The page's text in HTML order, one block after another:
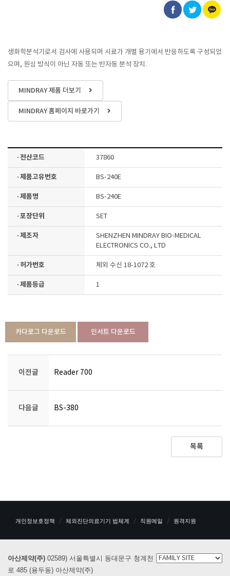
생화학분석기로서 검사에 사용되며 시료가 개별 용기에서 반응하도록 구성되었
으며, 원심 방식이 아닌 자동 또는 반자동 분석 장치.
MINDRAY 제품 더보기
MINDRAY 홈페이지 바로가기
· 전산코드 37860
· 제품고유번호 BS-240E
· 제품명 BS-240E
· 포장단위 SET
· 제조자
SHENZHEN MINDRAY BIO-MEDICAL
ELECTRONICS CO., LTD
· 허가번호 체외 수신 18-1072 호
· 제품등급 1
카다로그 다운로드 인서트 다운로드
이전글 Reader 700
다음글 BS-380
목록
개인정보호정책 체외진단의료기기 법체계 직원메일 원격지원
아산제약(주) 02589) 서울특별시 동대문구 청계천
로 485 (용두동) 아산제약(주)